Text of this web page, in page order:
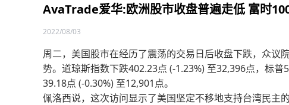
AvaTrade爱华:欧洲股市收盘普遍走低 富时
2022/08/03
周二，美国股市在经历了震荡的交易日后收盘下跌，众
势。道琼斯指数下跌402.23点 (-1.23%) 至32,396点，标
39.18点 (-0.30%) 至12,901点。
佩洛西说，这次访问显示了美国坚定不移地支持台湾民主